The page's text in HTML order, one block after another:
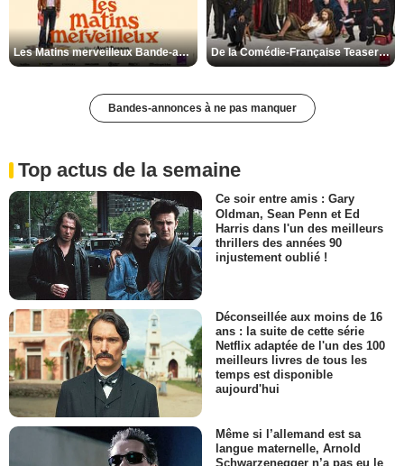
Les Matins merveilleux Bande-annonce VF De la Comédie-Française Teaser VF
Bandes-annonces à ne pas manquer
Top actus de la semaine
Ce soir entre amis : Gary
Oldman, Sean Penn et Ed
Harris dans l'un des meilleurs
thrillers des années 90
injustement oublié !
Déconseillée aux moins de 16
ans : la suite de cette série
Netflix adaptée de l'un des 100
meilleurs livres de tous les
temps est disponible
aujourd'hui
Même si l’allemand est sa
langue maternelle, Arnold
Schwarzenegger n’a pas eu le